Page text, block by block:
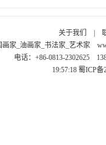
关于我们
家_油画家_书法家_艺术家
电话：+86-0813-2302625
19:57:18 蜀ICP备